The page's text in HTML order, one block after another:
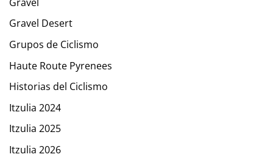
Gravel Desert
Grupos de Ciclismo
Haute Route Pyrenees
Historias del Ciclismo
Itzulia 2024
Itzulia 2025
Itzulia 2026